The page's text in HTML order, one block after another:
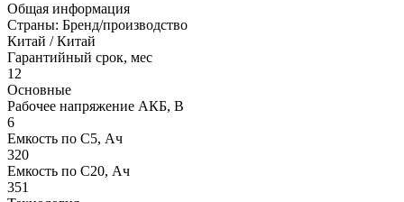
Общая информация
Страны: Бренд/производство
Китай / Китай
Гарантийный срок, мес
12
Основные
Рабочее напряжение АКБ, B
6
Емкость по С5, Ач
320
Емкость по С20, Ач
351